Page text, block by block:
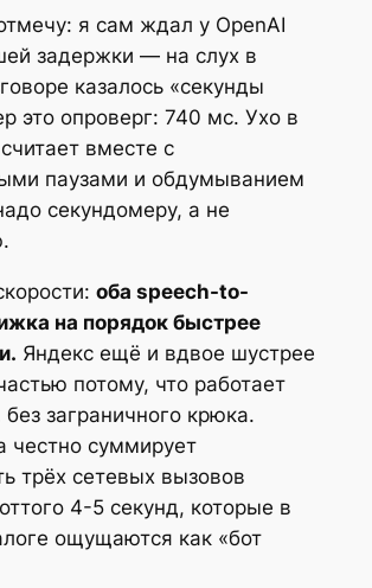
я сам ждал у OpenAI
задержки — на слух в
казалось «секунды
это опроверг: 740 мс. Ухо в
вместе с
паузами и обдумыванием
секундомеру, а не
оба speech-to-
на порядок быстрее
Яндекс ещё и вдвое шустрее
потому, что работает
заграничного крюка.
честно суммирует
трёх сетевых вызовов
4-5 секунд, которые в
ощущаются как «бот